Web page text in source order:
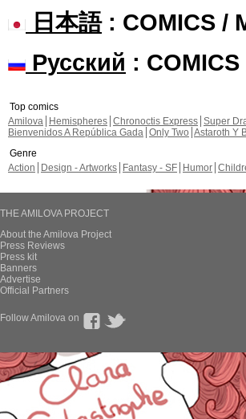
日本語: COMICS /
Русский :
Top comics
Amilova
Hemispheres Chronoctis Express Super
Bienvenidos A República Gada Only Two Astaroth Y
Genre
Action
Design - Artworks Fantasy - SF Humor
THE AMILOVA PROJECT
About the Amilova Project
Press Reviews
Press kit
Banners
Advertise
Official Partners
Follow Amilova on